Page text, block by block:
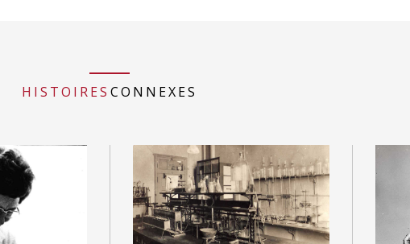
HISTOIRES CONNEXES